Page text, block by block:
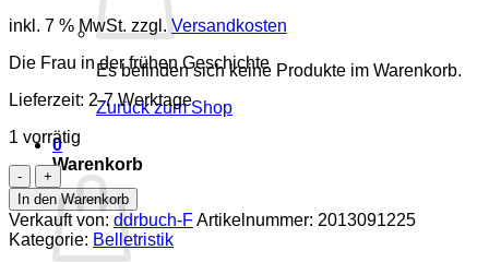
Es befinden sich keine Produkte im Warenkorb.
Zurück zum Shop
0
Warenkorb
inkl. 7 % MwSt. zzgl. Versandkosten
Die Frau in der frühen Geschichte
Lieferzeit: 2-7 Werktage
1 vorrätig
Von
Lucy
bis
Kleopatra
Menge
In den Warenkorb
Verkauft von: ddrbuch-FArtikelnummer: 2013091225
Kategorie: Belletristik